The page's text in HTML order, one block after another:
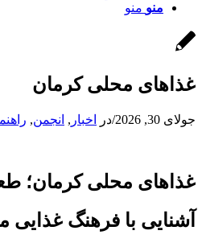
منو منو
غذاهای محلی کرمان
جولای 30, 2026 /در اخبار , انجمن,
غذاهای محلی کرمان؛
آشنایی با فرهنگ غذایی